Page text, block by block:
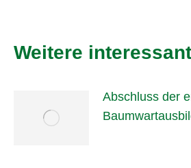
Weitere
Abschluss der